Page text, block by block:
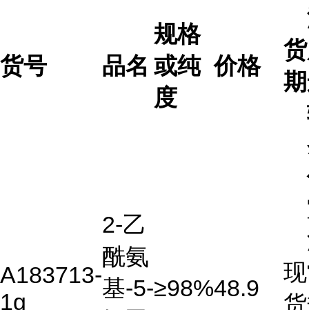
货号 品名
规格
或纯
度
价格
货
期
A183713-
1g
2-乙
酰氨
基-5-≥98%48.9
现
货